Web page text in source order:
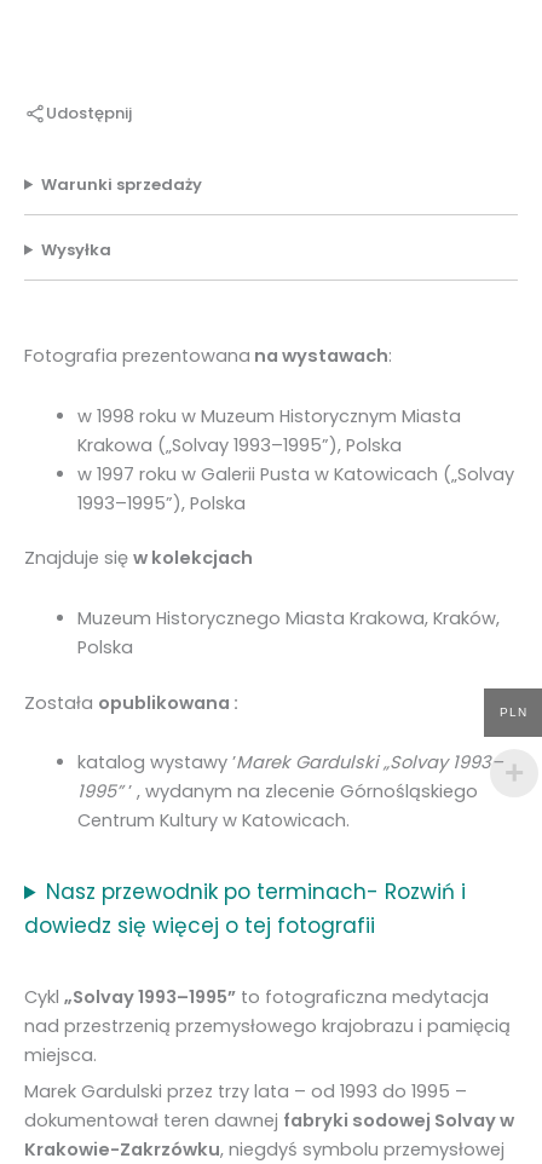
Udostępnij
Warunki sprzedaży
Wysyłka
Fotografia prezentowana na wystawach:
w 1998 roku w Muzeum Historycznym Miasta
Krakowa („Solvay 1993–1995”), Polska
w 1997 roku w Galerii Pusta w Katowicach („Solvay
1993–1995”), Polska
Znajduje się w kolekcjach
Muzeum Historycznego Miasta Krakowa, Kraków,
Polska
Została opublikowana :
katalog wystawy ’Marek Gardulski „Solvay 1993–
1995”’ , wydanym na zlecenie Górnośląskiego
Centrum Kultury w Katowicach.
Nasz przewodnik po terminach- Rozwiń i
dowiedz się więcej o tej fotografii
Cykl „Solvay 1993–1995” to fotograficzna medytacja
nad przestrzenią przemysłowego krajobrazu i pamięcią
miejsca.
Marek Gardulski przez trzy lata – od 1993 do 1995 –
dokumentował teren dawnej fabryki sodowej Solvay w
Krakowie-Zakrzówku, niegdyś symbolu przemysłowej
PLN